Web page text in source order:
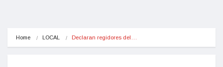
Home LOCAL Declaran regidores del…